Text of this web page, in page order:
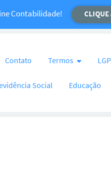
para você!
Contabilidade! CLIQUE
Contato Termos
Social Educação